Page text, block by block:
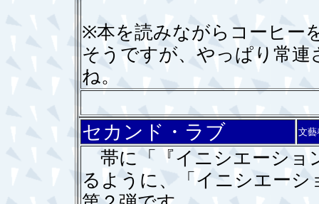
※本を読みながらコーヒー
そうですが、やっぱり常
ね。
セカンド・ラブ 文藝
帯に「『イニシエーショ
るように、「イニシエー